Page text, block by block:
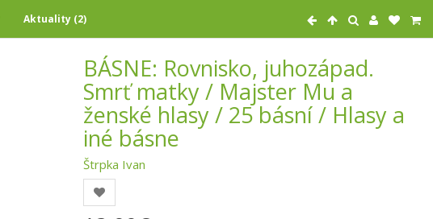
Aktuality (2)
BÁSNE: Rovnisko, juhozápad.
Smrť matky / Majster Mu a
ženské hlasy / 25 básní / Hlasy a
iné básne
Štrpka Ivan